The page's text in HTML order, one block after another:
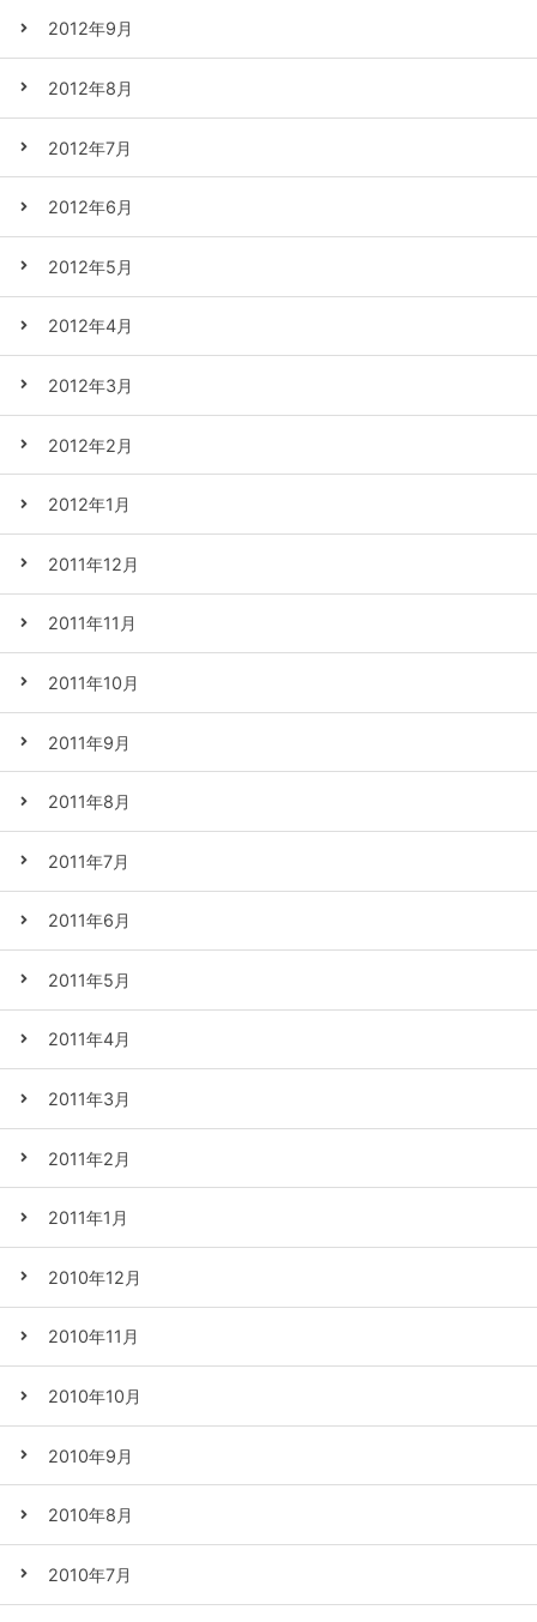
2012年9月
2012年8月
2012年7月
2012年6月
2012年5月
2012年4月
2012年3月
2012年2月
2012年1月
2011年12月
2011年11月
2011年10月
2011年9月
2011年8月
2011年7月
2011年6月
2011年5月
2011年4月
2011年3月
2011年2月
2011年1月
2010年12月
2010年11月
2010年10月
2010年9月
2010年8月
2010年7月